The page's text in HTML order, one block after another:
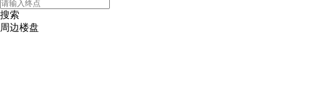
搜索
周边楼盘